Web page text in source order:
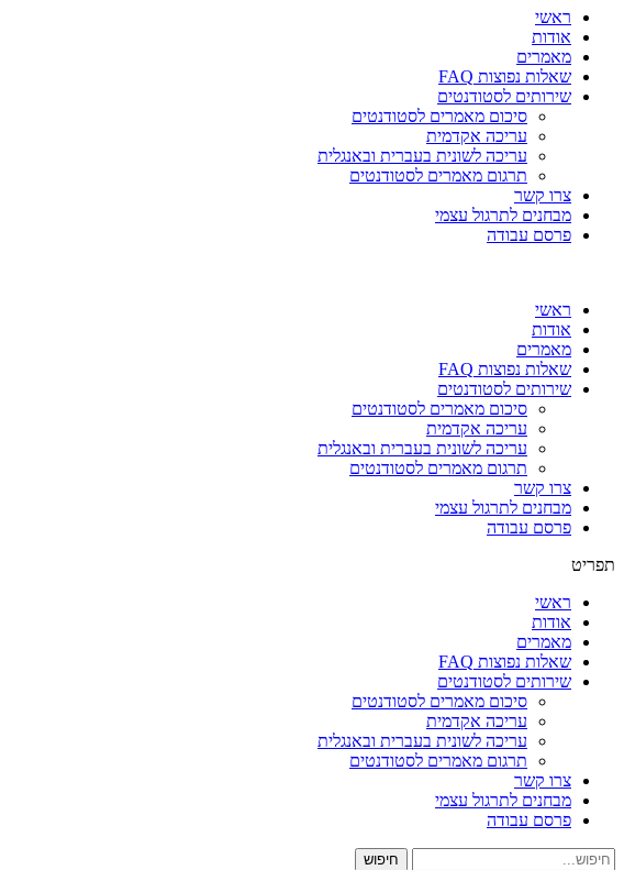
ראשי
אודות
מאמרים
שאלות נפוצות FAQ
שירותים לסטודנטים
סיכום מאמרים לסטודנטים
עריכה אקדמית
עריכה לשונית בעברית ובאנגלית
תרגום מאמרים לסטודנטים
צרו קשר
מבחנים לתרגול עצמי
פרסם עבודה
ראשי
אודות
מאמרים
שאלות נפוצות FAQ
שירותים לסטודנטים
סיכום מאמרים לסטודנטים
עריכה אקדמית
עריכה לשונית בעברית ובאנגלית
תרגום מאמרים לסטודנטים
צרו קשר
מבחנים לתרגול עצמי
פרסם עבודה
תפריט
ראשי
אודות
מאמרים
שאלות נפוצות FAQ
שירותים לסטודנטים
סיכום מאמרים לסטודנטים
עריכה אקדמית
עריכה לשונית בעברית ובאנגלית
תרגום מאמרים לסטודנטים
צרו קשר
מבחנים לתרגול עצמי
פרסם עבודה
חיפוש